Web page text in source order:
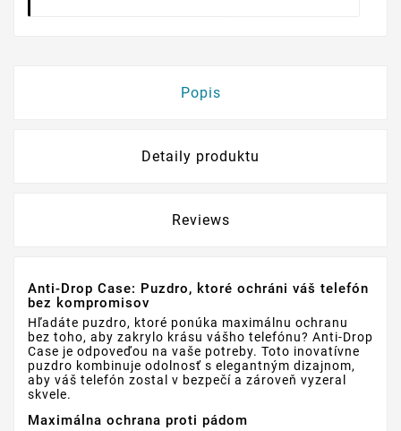
Popis
Detaily produktu
Reviews
Anti-Drop Case: Puzdro, ktoré ochráni váš telefón
bez kompromisov
Hľadáte puzdro, ktoré ponúka maximálnu ochranu
bez toho, aby zakrylo krásu vášho telefónu? Anti-Drop
Case je odpoveďou na vaše potreby. Toto inovatívne
puzdro kombinuje odolnosť s elegantným dizajnom,
aby váš telefón zostal v bezpečí a zároveň vyzeral
skvele.
Maximálna ochrana proti pádom